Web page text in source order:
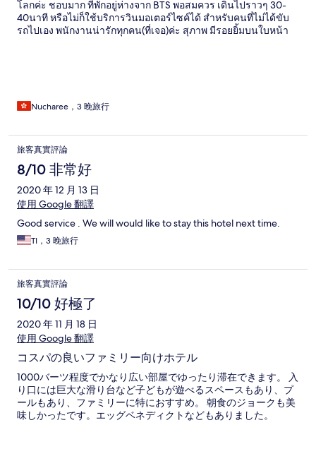
โลกค่ะ ชอบมาก ที่พักอยู่ห่างจาก BTS พอสมควร เดินไปราวๆ 30-
40นาที หรือไม่ก็ใช้บริการวินมอเตอร์ไซค์ได้ สำหรับคนที่ไม่ได้ขับ
รถไปเอง พนักงานน่ารักทุกคน(ที่เจอ)ค่ะ สุภาพ มีรอยยิ้มบนใบหน้า
Nucharee，3 晚旅行
旅客真實評論
8/10 非常好
2020 年 12 月 13 日
使用 Google 翻譯
Good service . We will would like to stay this hotel next time.
TI，3 晚旅行
旅客真實評論
10/10 好極了
2020 年 11 月 18 日
使用 Google 翻譯
コスパの良いファミリー向けホテル
1000バーツ程度でかなり広い部屋でゆったり滞在できます。 入
り口には巨大な滑り台など子どもが遊べるスペースもあり、プ
ールもあり、ファミリーに特におすすめ。 朝食のジョークも美
味しかったです。エッグベネディクトなどもありました。